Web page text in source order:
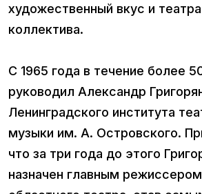
художественный вкус и
коллектива.
С 1965 года в течение более
руководил Александр
Ленинградского института
музыки им. А. Островского.
что за три года до этого
назначен главным